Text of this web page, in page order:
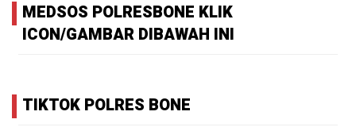
MEDSOS POLRESBONE KLIK
ICON/GAMBAR DIBAWAH INI
TIKTOK POLRES BONE